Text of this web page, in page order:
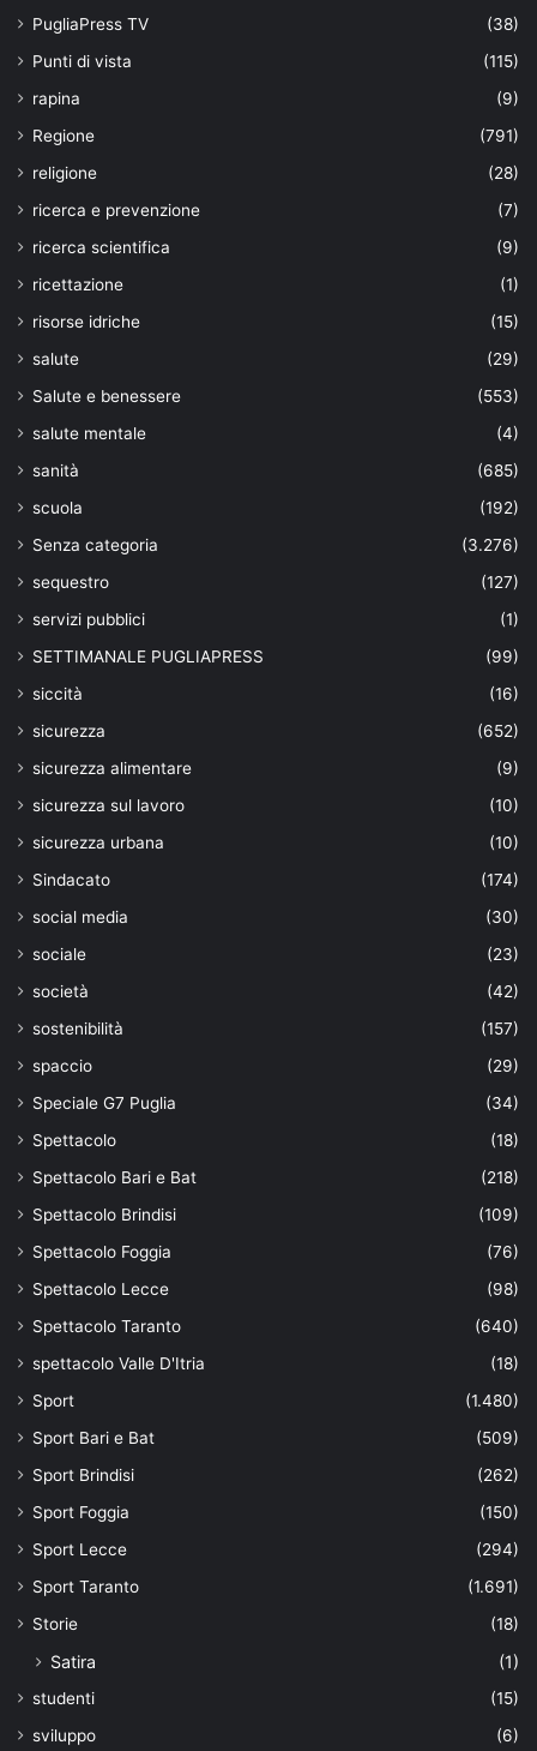
PugliaPress TV
(38)
Punti di vista
(115)
rapina
(9)
Regione
(791)
religione
(28)
ricerca e prevenzione
(7)
ricerca scientifica
(9)
ricettazione
(1)
risorse idriche
(15)
salute
(29)
Salute e benessere
(553)
salute mentale
(4)
sanità
(685)
scuola
(192)
Senza categoria
(3.276)
sequestro
(127)
servizi pubblici
(1)
SETTIMANALE PUGLIAPRESS
(99)
siccità
(16)
sicurezza
(652)
sicurezza alimentare
(9)
sicurezza sul lavoro
(10)
sicurezza urbana
(10)
Sindacato
(174)
social media
(30)
sociale
(23)
società
(42)
sostenibilità
(157)
spaccio
(29)
Speciale G7 Puglia
(34)
Spettacolo
(18)
Spettacolo Bari e Bat
(218)
Spettacolo Brindisi
(109)
Spettacolo Foggia
(76)
Spettacolo Lecce
(98)
Spettacolo Taranto
(640)
spettacolo Valle D'Itria
(18)
Sport
(1.480)
Sport Bari e Bat
(509)
Sport Brindisi
(262)
Sport Foggia
(150)
Sport Lecce
(294)
Sport Taranto
(1.691)
Storie
(18)
Satira (1)
studenti
(15)
sviluppo
(6)